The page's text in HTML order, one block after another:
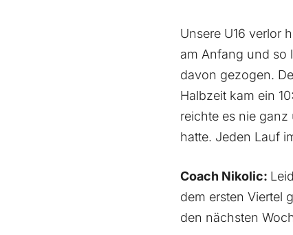
Unsere U16 verlor
am Anfang und so
davon gezogen.
Halbzeit kam ein
reichte es nie
hatte. Jeden Lauf
Coach Nikolic:
dem ersten Viertel
den nächsten